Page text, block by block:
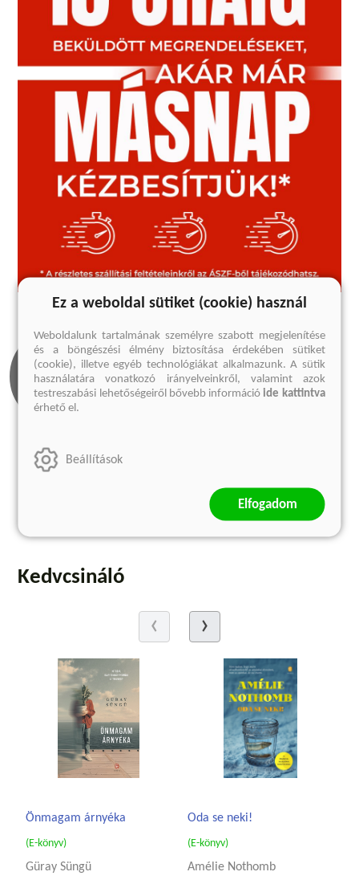
Olvass bele
Kedvcsináló
Önmagam árnyéka
(E-könyv)
Güray Süngü
Oda se neki!
(E-könyv)
Amélie Nothomb
Ez a weboldal sütiket (cookie) használ
Weboldalunk tartalmának személyre szabott megjelenítése
és a böngészési élmény biztosítása érdekében sütiket
(cookie), illetve egyéb technológiákat alkalmazunk. A sütik
használatára vonatkozó irányelveinkről, valamint azok
testreszabási lehetőségeiről bővebb információide kattintva
érhető el.
Beállítások
Elfogadom